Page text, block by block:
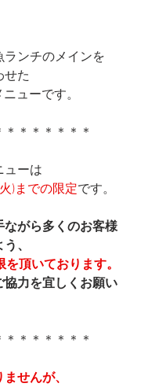
ンチのメインを
せた
ューです。
＊＊＊＊＊＊
ューは
)までの限定です。
ながら多くのお客様
、
頂いております。
協力を宜しくお願い
＊＊＊＊＊＊
せんが、